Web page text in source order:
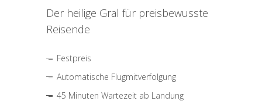
Der heilige Gral für preisbewusste
Reisende
Festpreis
Automatische Flugmitverfolgung
45 Minuten Wartezeit ab Landung